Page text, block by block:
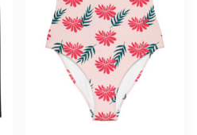
opzioni
possono
essere